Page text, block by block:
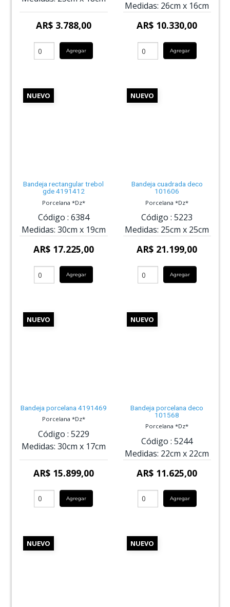
AR$ 3.788,00
Agregar
Medidas: 26cm x 16cm
AR$ 10.330,00
Agregar
NUEVO
Bandeja rectangular trebol
gde 4191412
Porcelana *Dz*
Código : 6384
Medidas: 30cm x 19cm
AR$ 17.225,00
Agregar
NUEVO
Bandeja cuadrada deco
101606
Porcelana *Dz*
Código : 5223
Medidas: 25cm x 25cm
AR$ 21.199,00
Agregar
NUEVO
Bandeja porcelana 4191469
Porcelana *Dz*
Código : 5229
Medidas: 30cm x 17cm
AR$ 15.899,00
Agregar
NUEVO
Bandeja porcelana deco
101568
Porcelana *Dz*
Código : 5244
Medidas: 22cm x 22cm
AR$ 11.625,00
Agregar
NUEVO NUEVO